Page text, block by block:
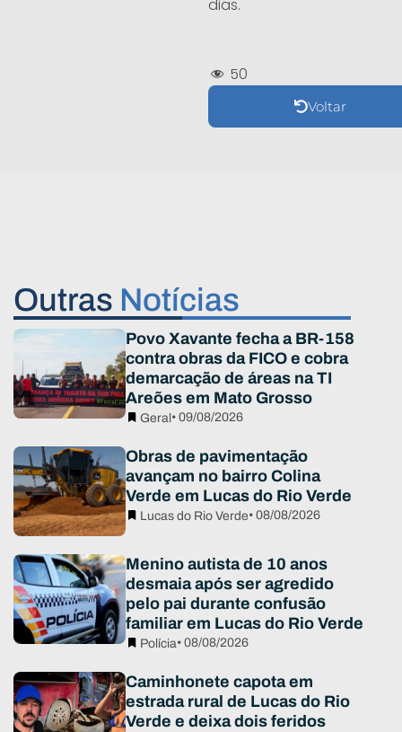
dias.
50
Voltar
Outras Notícias
Povo Xavante fecha a BR-158
contra obras da FICO e cobra
demarcação de áreas na TI
Areões em Mato Grosso
Geral • 09/08/2026
Obras de pavimentação
avançam no bairro Colina
Verde em Lucas do Rio Verde
Lucas do Rio Verde• 08/08/2026
Menino autista de 10 anos
desmaia após ser agredido
pelo pai durante confusão
familiar em Lucas do Rio Verde
Polícia• 08/08/2026
Caminhonete capota em
estrada rural de Lucas do Rio
Verde e deixa dois feridos